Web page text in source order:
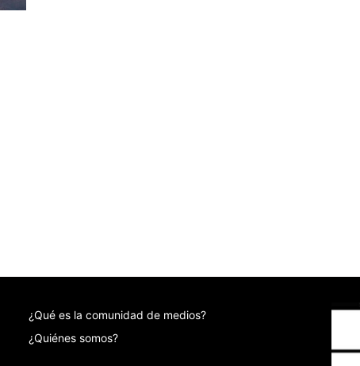
¿Qué es la comunidad de medios?
¿Quiénes somos?